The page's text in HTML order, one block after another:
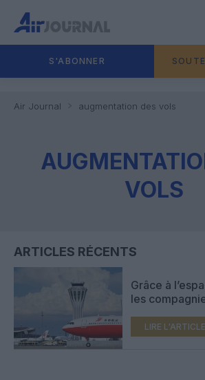
S'ABONNER
Air Journal augmentation des vols
VOLS
ARTICLES RÉCENTS
Grâce à
les
Chine-Europe
LIRE L'ARTICLE